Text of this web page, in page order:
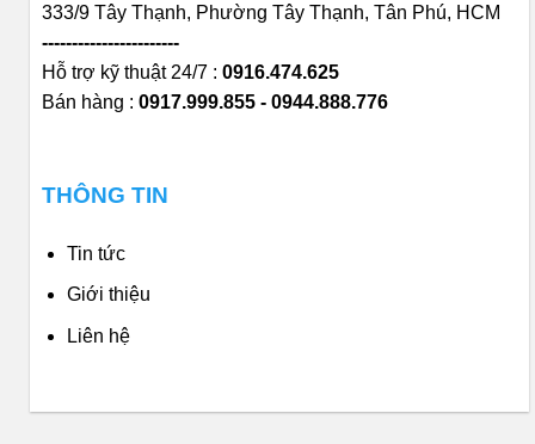
333/9 Tây Thạnh, Phường Tây Thạnh, Tân Phú, HCM
-----------------------
Hỗ trợ kỹ thuật 24/7 : 0916.474.625
Bán hàng : 0917.999.855 - 0944.888.776
THÔNG TIN
Tin tức
Giới thiệu
Liên hệ